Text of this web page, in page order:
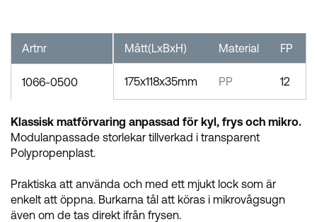
Mått(LxBxH) Material FP
175x118x35mm PP 12
Artnr
1066-0500
Klassisk matförvaring anpassad för kyl, frys och mikro.
Modulanpassade storlekar tillverkad i transparent
Polypropenplast.
Praktiska att använda och med ett mjukt lock som är
enkelt att öppna. Burkarna tål att köras i mikrovågsugn
även om de tas direkt ifrån frysen.